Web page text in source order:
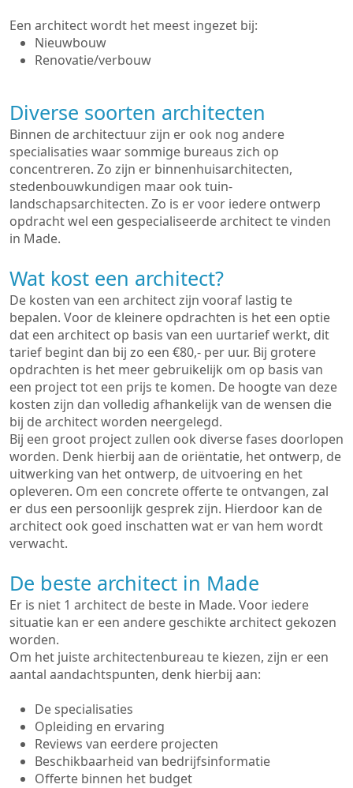
Een architect wordt het meest ingezet bij:
Nieuwbouw
Renovatie/verbouw
Diverse soorten architecten
Binnen de architectuur zijn er ook nog andere
specialisaties waar sommige bureaus zich op
concentreren. Zo zijn er binnenhuisarchitecten,
stedenbouwkundigen maar ook tuin-
landschapsarchitecten. Zo is er voor iedere ontwerp
opdracht wel een gespecialiseerde architect te vinden
in Made.
Wat kost een architect?
De kosten van een architect zijn vooraf lastig te
bepalen. Voor de kleinere opdrachten is het een optie
dat een architect op basis van een uurtarief werkt, dit
tarief begint dan bij zo een €80,- per uur. Bij grotere
opdrachten is het meer gebruikelijk om op basis van
een project tot een prijs te komen. De hoogte van deze
kosten zijn dan volledig afhankelijk van de wensen die
bij de architect worden neergelegd.
Bij een groot project zullen ook diverse fases doorlopen
worden. Denk hierbij aan de oriëntatie, het ontwerp, de
uitwerking van het ontwerp, de uitvoering en het
opleveren. Om een concrete offerte te ontvangen, zal
er dus een persoonlijk gesprek zijn. Hierdoor kan de
architect ook goed inschatten wat er van hem wordt
verwacht.
De beste architect in Made
Er is niet 1 architect de beste in Made. Voor iedere
situatie kan er een andere geschikte architect gekozen
worden.
Om het juiste architectenbureau te kiezen, zijn er een
aantal aandachtspunten, denk hierbij aan:
De specialisaties
Opleiding en ervaring
Reviews van eerdere projecten
Beschikbaarheid van bedrijfsinformatie
Offerte binnen het budget